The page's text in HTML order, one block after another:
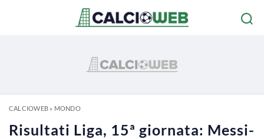
CALCIOWEB» MONDO
Risultati Liga, 15ª giornata: Messi-